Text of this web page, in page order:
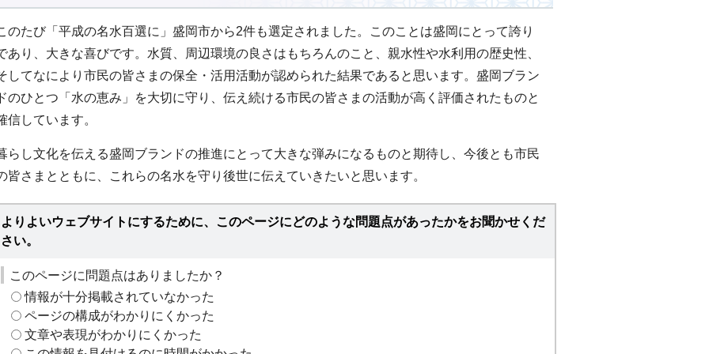
のたび「平成の名水百選に」盛岡市から2件も選定されました。このことは盛岡にとって誇り
あり、大きな喜びです。水質、周辺環境の良さはもちろんのこと、親水性や水利用の歴史性、
してなにより市民の皆さまの保全・活用活動が認められた結果であると思います。盛岡ブラン
のひとつ「水の恵み」を大切に守り、伝え続ける市民の皆さまの活動が高く評価されたものと
信しています。
らし文化を伝える盛岡ブランドの推進にとって大きな弾みになるものと期待し、今後とも市民
皆さまとともに、これらの名水を守り後世に伝えていきたいと思います。
よりよいウェブサイトにするために、このページにどのような問題点があったかをお聞かせくだ
さい。
このページに問題点はありましたか？
情報が十分掲載されていなかった
ページの構成がわかりにくかった
文章や表現がわかりにくかった